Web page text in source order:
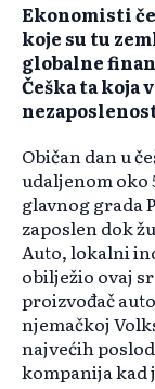
Ekonomisti
koje su tu
globalne
Češka ta koja
Običan dan u
udaljenom oko
glavnog grada
zaposlen dok
Auto, lokalni
obilježio ovaj
proizvođač
njemačkoj
najvećih
kompanija kad